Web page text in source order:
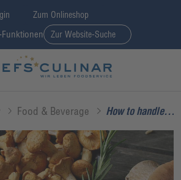
Zum Onlineshop
Funktionen Zur Website-Suche
Food & Beverage How to handle...